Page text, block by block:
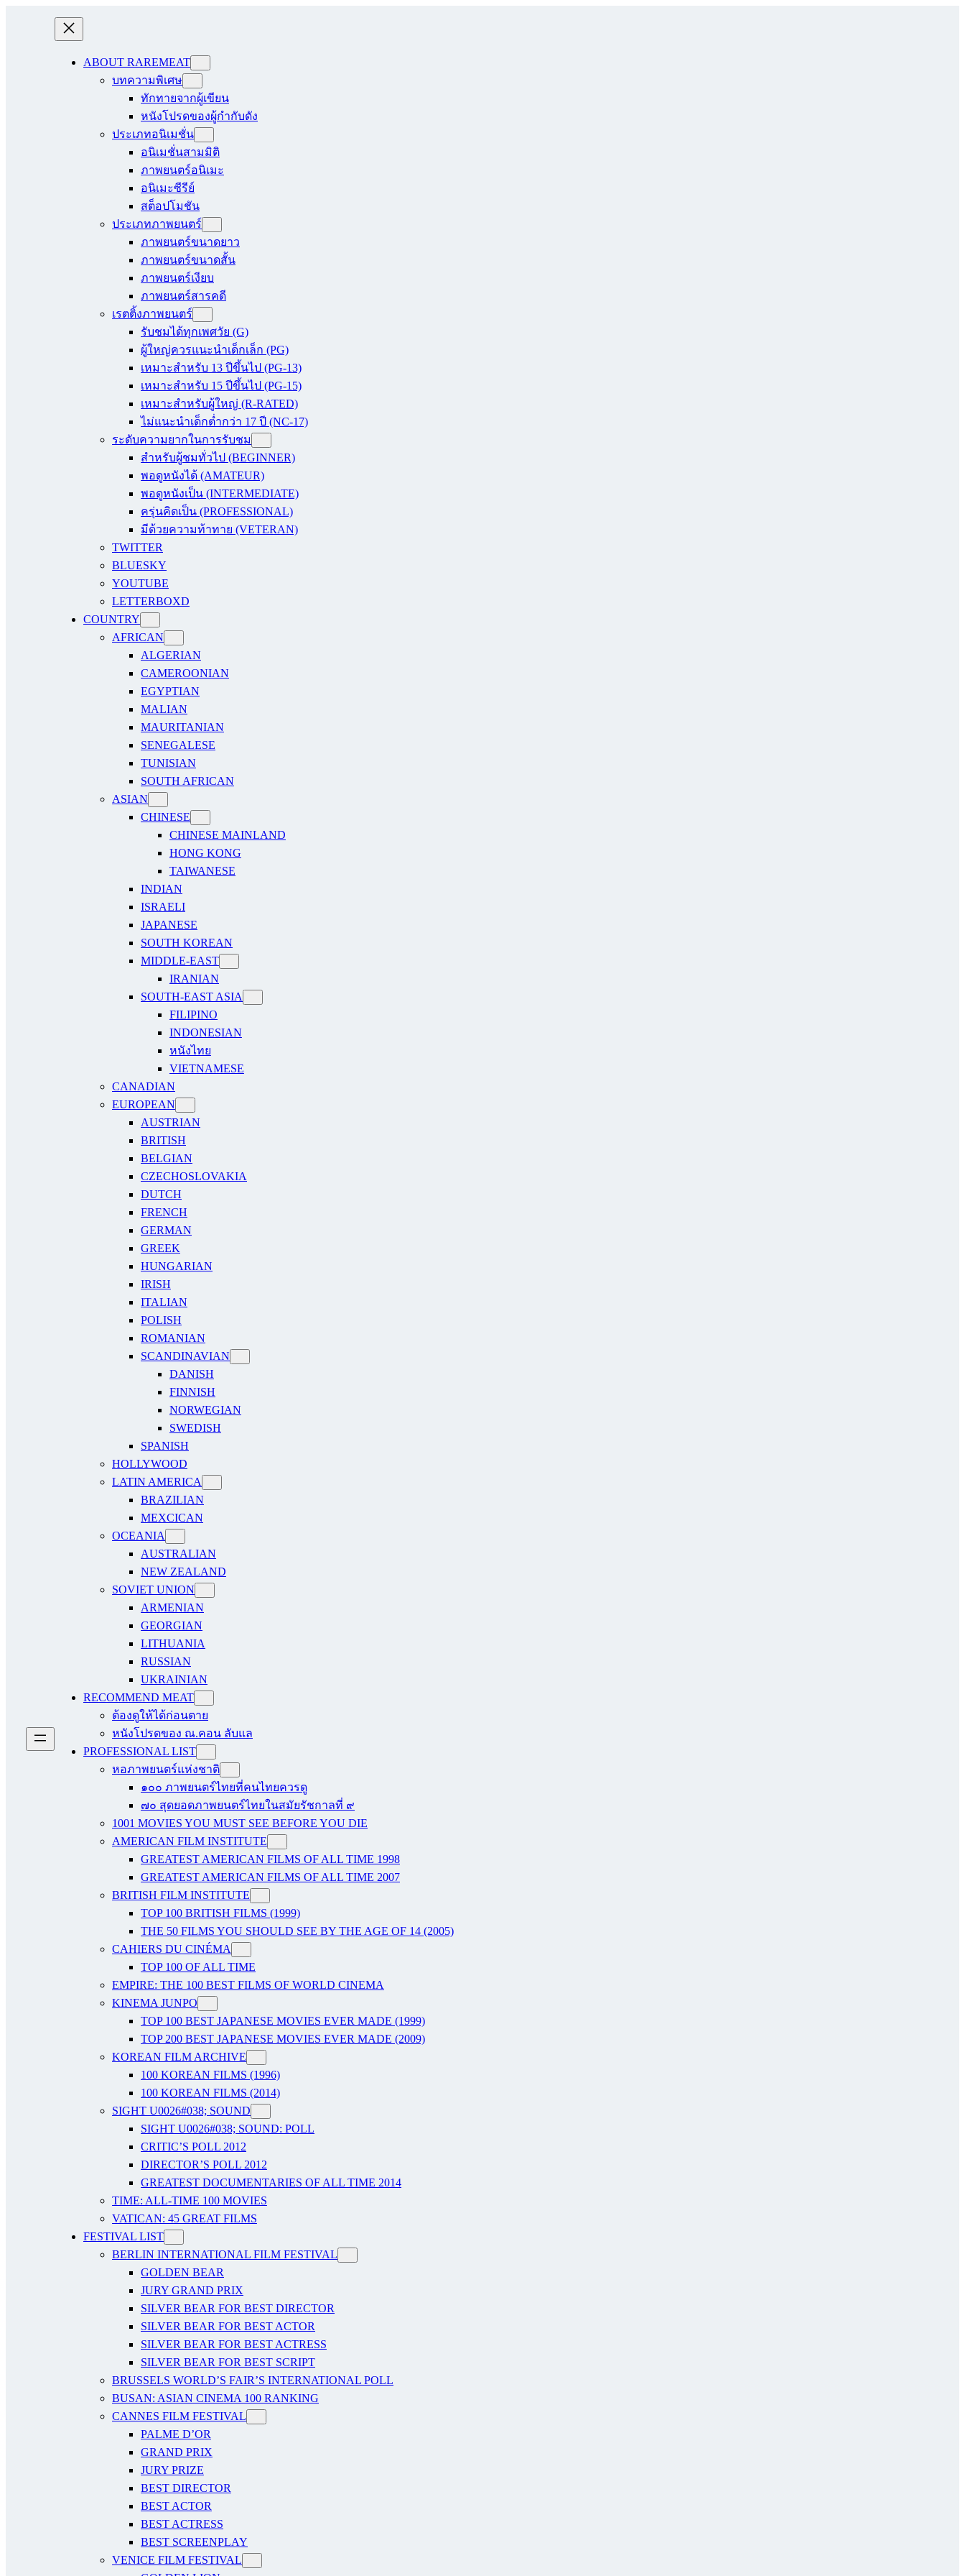
ABOUT RAREMEAT
บทความพิเศษ
ทักทายจากผู้เขียน
หนังโปรดของผู้กำกับดัง
ประเภทอนิเมชั่น
อนิเมชั่นสามมิติ
ภาพยนตร์อนิเมะ
อนิเมะซีรีย์
สต็อปโมชัน
ประเภทภาพยนตร์
ภาพยนตร์ขนาดยาว
ภาพยนตร์ขนาดสั้น
ภาพยนตร์เงียบ
ภาพยนตร์สารคดี
เรตติ้งภาพยนตร์
รับชมได้ทุกเพศวัย (G)
ผู้ใหญ่ควรแนะนำเด็กเล็ก (PG)
เหมาะสำหรับ 13 ปีขึ้นไป (PG-13)
เหมาะสำหรับ 15 ปีขึ้นไป (PG-15)
เหมาะสำหรับผู้ใหญ่ (R-RATED)
ไม่แนะนำเด็กต่ำกว่า 17 ปี (NC-17)
ระดับความยากในการรับชม
สำหรับผู้ชมทั่วไป (BEGINNER)
พอดูหนังได้ (AMATEUR)
พอดูหนังเป็น (INTERMEDIATE)
ครุ่นคิดเป็น (PROFESSIONAL)
มีด้วยความท้าทาย (VETERAN)
TWITTER
BLUESKY
YOUTUBE
LETTERBOXD
COUNTRY
AFRICAN
ALGERIAN
CAMEROONIAN
EGYPTIAN
MALIAN
MAURITANIAN
SENEGALESE
TUNISIAN
SOUTH AFRICAN
ASIAN
CHINESE
CHINESE MAINLAND
HONG KONG
TAIWANESE
INDIAN
ISRAELI
JAPANESE
SOUTH KOREAN
MIDDLE-EAST
IRANIAN
SOUTH-EAST ASIA
FILIPINO
INDONESIAN
หนังไทย
VIETNAMESE
CANADIAN
EUROPEAN
AUSTRIAN
BRITISH
BELGIAN
CZECHOSLOVAKIA
DUTCH
FRENCH
GERMAN
GREEK
HUNGARIAN
IRISH
ITALIAN
POLISH
ROMANIAN
SCANDINAVIAN
DANISH
FINNISH
NORWEGIAN
SWEDISH
SPANISH
HOLLYWOOD
LATIN AMERICA
BRAZILIAN
MEXCICAN
OCEANIA
AUSTRALIAN
NEW ZEALAND
SOVIET UNION
ARMENIAN
GEORGIAN
LITHUANIA
RUSSIAN
UKRAINIAN
RECOMMEND MEAT
ต้องดูให้ได้ก่อนตาย
หนังโปรดของ ณ.คอน ลับแล
PROFESSIONAL LIST
หอภาพยนตร์แห่งชาติ
๑๐๐ ภาพยนตร์ไทยที่คนไทยควรดู
๗๐ สุดยอดภาพยนตร์ไทยในสมัยรัชกาลที่ ๙
1001 MOVIES YOU MUST SEE BEFORE YOU DIE
AMERICAN FILM INSTITUTE
GREATEST AMERICAN FILMS OF ALL TIME 1998
GREATEST AMERICAN FILMS OF ALL TIME 2007
BRITISH FILM INSTITUTE
TOP 100 BRITISH FILMS (1999)
THE 50 FILMS YOU SHOULD SEE BY THE AGE OF 14 (2005)
CAHIERS DU CINÉMA
TOP 100 OF ALL TIME
EMPIRE: THE 100 BEST FILMS OF WORLD CINEMA
KINEMA JUNPO
TOP 100 BEST JAPANESE MOVIES EVER MADE (1999)
TOP 200 BEST JAPANESE MOVIES EVER MADE (2009)
KOREAN FILM ARCHIVE
100 KOREAN FILMS (1996)
100 KOREAN FILMS (2014)
SIGHT U0026#038; SOUND
SIGHT U0026#038; SOUND: POLL
CRITIC’S POLL 2012
DIRECTOR’S POLL 2012
GREATEST DOCUMENTARIES OF ALL TIME 2014
TIME: ALL-TIME 100 MOVIES
VATICAN: 45 GREAT FILMS
FESTIVAL LIST
BERLIN INTERNATIONAL FILM FESTIVAL
GOLDEN BEAR
JURY GRAND PRIX
SILVER BEAR FOR BEST DIRECTOR
SILVER BEAR FOR BEST ACTOR
SILVER BEAR FOR BEST ACTRESS
SILVER BEAR FOR BEST SCRIPT
BRUSSELS WORLD’S FAIR’S INTERNATIONAL POLL
BUSAN: ASIAN CINEMA 100 RANKING
CANNES FILM FESTIVAL
PALME D’OR
GRAND PRIX
JURY PRIZE
BEST DIRECTOR
BEST ACTOR
BEST ACTRESS
BEST SCREENPLAY
VENICE FILM FESTIVAL